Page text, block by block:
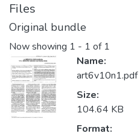
Files
Original bundle
Now showing 1 - 1 of 1
Name:
art6v10n1.pdf
Size:
104.64 KB
Format: